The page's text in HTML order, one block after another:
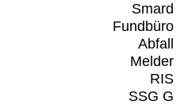
Smard
Fundbüro
Abfall
Melder
RIS
SSG G